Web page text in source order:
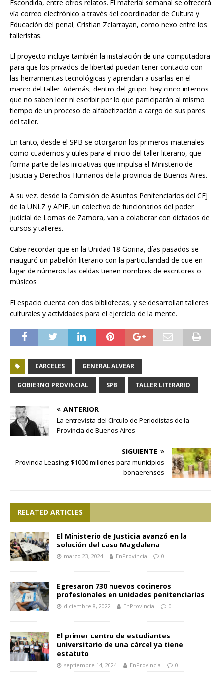
Escondida, entre otros relatos. El material semanal se ofrecerá
vía correo electrónico a través del coordinador de Cultura y
Educación del penal, Cristian Zelarrayan, como nexo entre los
talleristas.
El proyecto incluye también la instalación de una computadora
para que los privados de libertad puedan tener contacto con
las herramientas tecnológicas y aprendan a usarlas en el
marco del taller. Además, dentro del grupo, hay cinco internos
que no saben leer ni escribir por lo que participarán al mismo
tiempo de un proceso de alfabetización a cargo de sus pares
del taller.
En tanto, desde el SPB se otorgaron los primeros materiales
como cuadernos y útiles para el inicio del taller literario, que
forma parte de las iniciativas que impulsa el Ministerio de
Justicia y Derechos Humanos de la provincia de Buenos Aires.
A su vez, desde la Comisión de Asuntos Penitenciarios del CEJ
de la UNLZ y APIE, un colectivo de funcionarios del poder
judicial de Lomas de Zamora, van a colaborar con dictados de
cursos y talleres.
Cabe recordar que en la Unidad 18 Gorina, días pasados se
inauguró un pabellón literario con la particularidad de que en
lugar de números las celdas tienen nombres de escritores o
músicos.
El espacio cuenta con dos bibliotecas, y se desarrollan talleres
culturales y actividades para el ejercicio de la mente.
CÁRCELES GENERAL ALVEAR
GOBIERNO PROVINCIAL SPB TALLER LITERARIO
ANTERIOR
La entrevista del Círculo de Periodistas de la
Provincia de Buenos Aires
SIGUIENTE
Provincia Leasing: $1000 millones para municipios
bonaerenses
RELATED ARTICLES
El Ministerio de Justicia avanzó en la
solución del caso Magdalena
marzo 23, 2024 EnProvincia 0
Egresaron 730 nuevos cocineros
profesionales en unidades penitenciarias
diciembre 8, 2022 EnProvincia 0
El primer centro de estudiantes
universitario de una cárcel ya tiene
estatuto
septiembre 14, 2024 EnProvincia 0